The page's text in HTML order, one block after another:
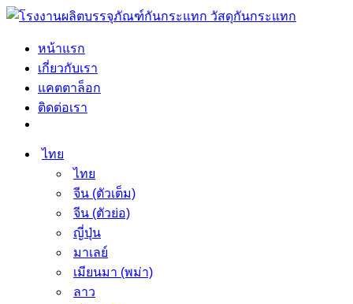
หน้าแรก
เกี่ยวกับเรา
แคตตาล็อก
ติดต่อเรา
ไทย
ไทย
จีน (ตัวเต็ม)
จีน (ตัวย่อ)
ญี่ปุ่น
มาเลย์
เมียนมา (พม่า)
ลาว